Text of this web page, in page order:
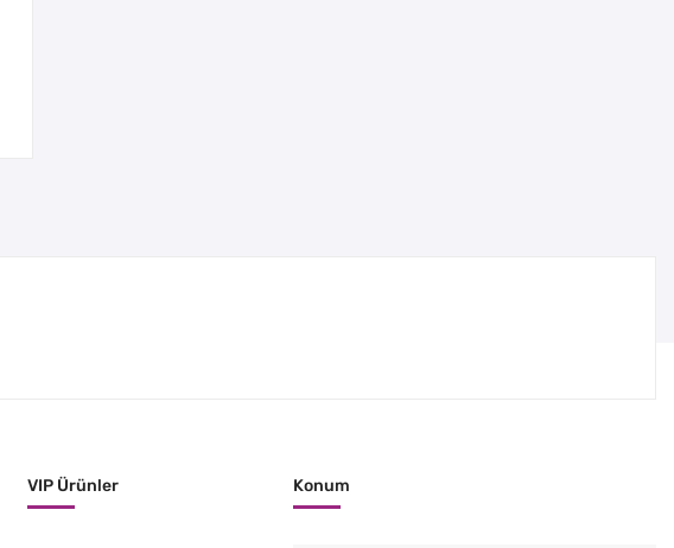
VIP Ürünler Konum